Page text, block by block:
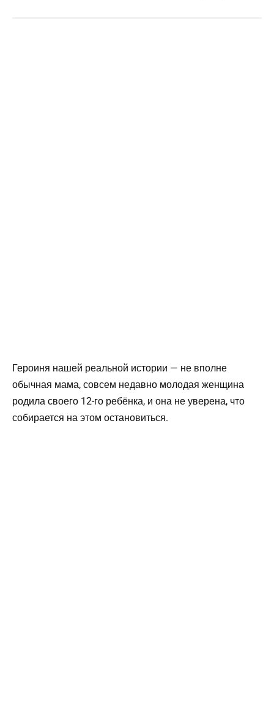
Героиня нашей реальной истории — не вполне
обычная мама, совсем недавно молодая женщина
родила своего 12-го ребёнка, и она не уверена, что
собирается на этом остановиться.